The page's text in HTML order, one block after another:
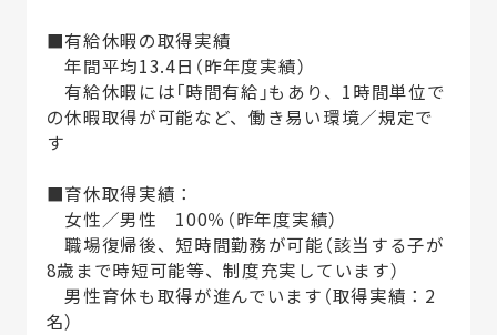
■有給休暇の取得実績
年間平均13.4日（昨年度実績）
有給休暇には「時間有給」もあり、1時間単位で
の休暇取得が可能など、働き易い環境／規定で
す
■育休取得実績：
女性／男性 100％（昨年度実績）
職場復帰後、短時間勤務が可能（該当する子が
8歳まで時短可能等、制度充実しています）
男性育休も取得が進んでいます（取得実績：2
名）